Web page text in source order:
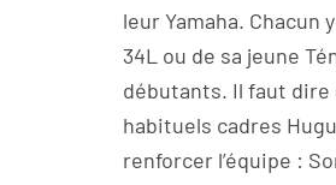
leur Yamaha. Chacun
34L ou de sa jeune
débutants. Il faut dire
habituels cadres
renforcer l’équipe :